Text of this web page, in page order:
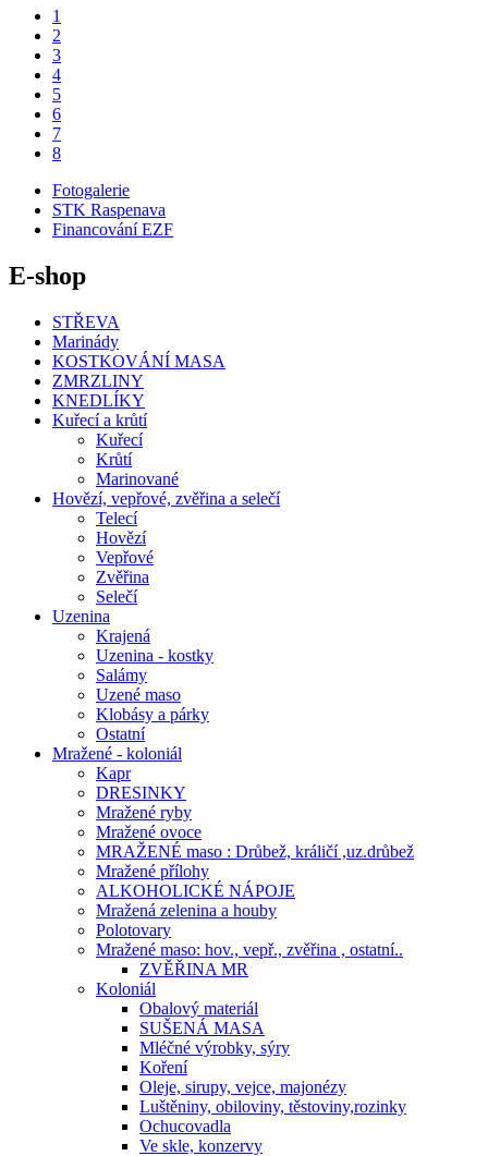
1
2
3
4
5
6
7
8
Fotogalerie
STK Raspenava
Financování EZF
E-shop
STŘEVA
Marinády
KOSTKOVÁNÍ MASA
ZMRZLINY
KNEDLÍKY
Kuřecí a krůtí
Kuřecí
Krůtí
Marinované
Hovězí, vepřové, zvěřina a selečí
Telecí
Hovězí
Vepřové
Zvěřina
Selečí
Uzenina
Krajená
Uzenina - kostky
Salámy
Uzené maso
Klobásy a párky
Ostatní
Mražené - koloniál
Kapr
DRESINKY
Mražené ryby
Mražené ovoce
MRAŽENÉ maso : Drůbež, králičí ,uz.drůbež
Mražené přílohy
ALKOHOLICKÉ NÁPOJE
Mražená zelenina a houby
Polotovary
Mražené maso: hov., vepř., zvěřina , ostatní..
ZVĚŘINA MR
Koloniál
Obalový materiál
SUŠENÁ MASA
Mléčné výrobky, sýry
Koření
Oleje, sirupy, vejce, majonézy
Luštěniny, obiloviny, těstoviny,rozinky
Ochucovadla
Ve skle, konzervy